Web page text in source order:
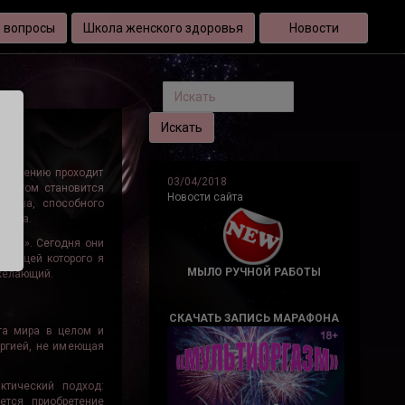
вопросы Школа женского здоровья Новости
проходит
становится
способного
Сегодня они
которого я
мира в целом и
не имеющая
подход:
приобретение
03/04/2018
Новости сайта
МЫЛО РУЧНОЙ РАБОТЫ
СКАЧАТЬ ЗАПИСЬ МАРАФОНА